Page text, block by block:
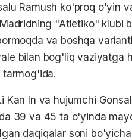
Ramush ko'proq o'yin
"Atletiko" klubi
va boshqa
bilan bog'liq vaziyatga
tarmog'ida.
Kan In va hujumchi
39 va 45 ta o'yinda
daqiqalar soni